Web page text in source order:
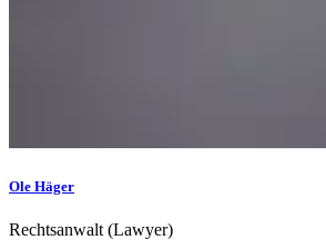
Ole Häger
Rechtsanwalt (Lawyer)